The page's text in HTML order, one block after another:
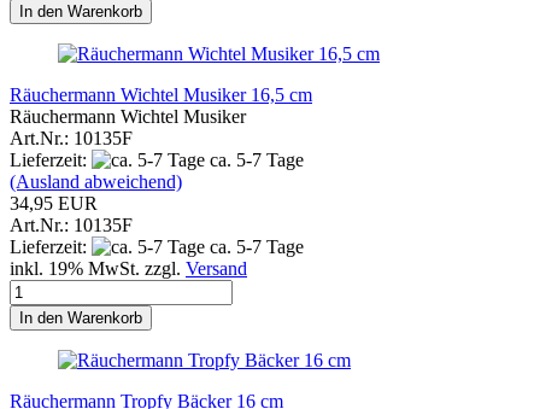
In den Warenkorb
Räuchermann Wichtel Musiker 16,5 cm
Räuchermann Wichtel Musiker
Art.Nr.: 10135F
Lieferzeit:
ca. 5-7 Tage
(Ausland abweichend)
34,95 EUR
Art.Nr.: 10135F
Lieferzeit:
ca. 5-7 Tage
inkl. 19% MwSt. zzgl. Versand
In den Warenkorb
Räuchermann Tropfy Bäcker 16 cm